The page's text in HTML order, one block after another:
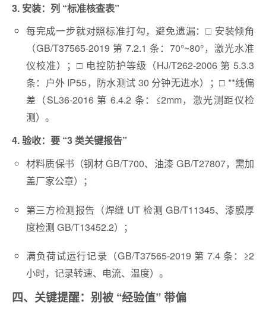
3. 安装：列 “标准核查表”
每完成一步就对照标准打勾，避免遗漏：□ 安装倾角
（GB/T37565-2019 第 7.2.1 条：70°~80°，激光水准
仪校准）；□ 电控防护等级（HJ/T262-2006 第 5.3.3
条：户外 IP55，防水测试 30 分钟无进水）；□ **线偏
差（SL36-2016 第 6.4.2 条：≤2mm，激光测距仪检
测）。
4. 验收：要 “3 类关键报告”
材料质保书（钢材 GB/T700、油漆 GB/T27807，需加
盖厂家公章）；
第三方检测报告（焊缝 UT 检测 GB/T11345、漆膜厚
度检测 GB/T13452.2）；
满负荷试运行记录（GB/T37565-2019 第 7.4 条：≥2
小时，记录转速、电流、温度）。
四、关键提醒：别被 “经验值” 带偏